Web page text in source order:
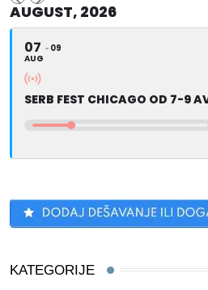
AUGUST, 2026
07
AUG
09
SERB FEST CHICAGO OD 7-9
KATEGORIJE